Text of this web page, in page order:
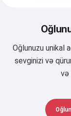
Oğlunuzu unikal
sevginizi və
və